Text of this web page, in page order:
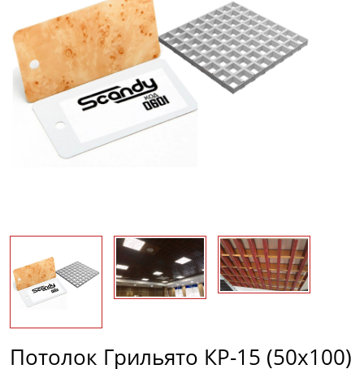
Потолок Грильято КР-15 (50х100)